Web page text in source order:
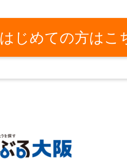
はじめての方はこ